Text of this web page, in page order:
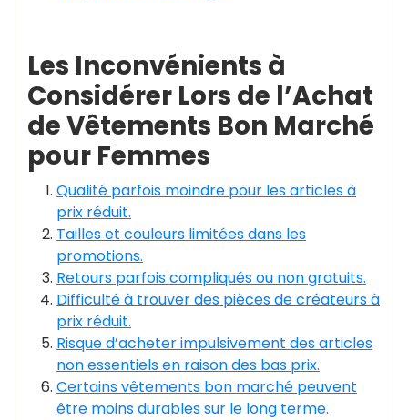
Les Inconvénients à
Considérer Lors de l’Achat
de Vêtements Bon Marché
pour Femmes
Qualité parfois moindre pour les articles à
prix réduit.
Tailles et couleurs limitées dans les
promotions.
Retours parfois compliqués ou non gratuits.
Difficulté à trouver des pièces de créateurs à
prix réduit.
Risque d’acheter impulsivement des articles
non essentiels en raison des bas prix.
Certains vêtements bon marché peuvent
être moins durables sur le long terme.